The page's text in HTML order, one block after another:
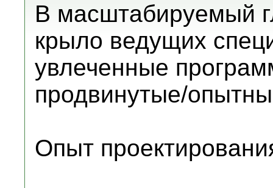
В масштабируемый
крыло ведущих
увлеченные
продвинутые/
Опыт